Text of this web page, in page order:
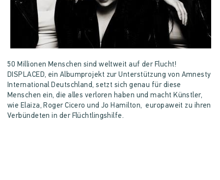
50 Millionen Menschen sind weltweit auf der Flucht!
DISPLACED, ein Albumprojekt zur Unterstützung von Amnesty
International Deutschland, setzt sich genau für diese
Menschen ein, die alles verloren haben und macht Künstler,
wie Elaiza, Roger Cicero und Jo Hamilton, europaweit zu ihren
Verbündeten in der Flüchtlingshilfe.